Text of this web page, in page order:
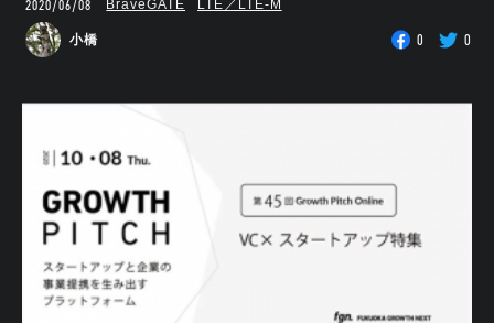
2020/06/08 BraveGATE LTE／LTE-M
小橋 0 0